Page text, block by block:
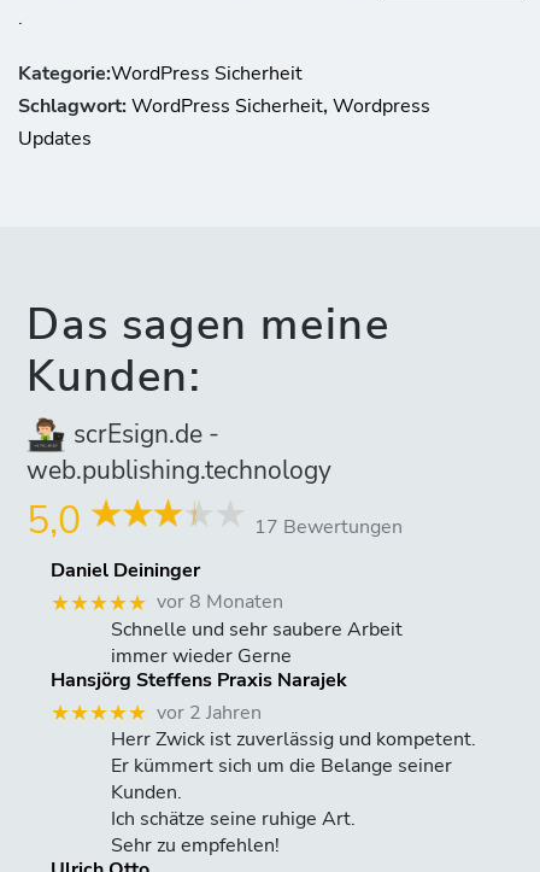
.
Kategorie:WordPress Sicherheit
Schlagwort: WordPress Sicherheit, Wordpress
Updates
Das sagen meine
Kunden:
scrEsign.de -
web.publishing.technology
5,0
17 Bewertungen
Daniel Deininger
★★★★★ vor 8 Monaten
Schnelle und sehr saubere Arbeit
immer wieder Gerne
Hansjörg Steffens Praxis Narajek
★★★★★ vor 2 Jahren
Herr Zwick ist zuverlässig und kompetent.
Er kümmert sich um die Belange seiner
Kunden.
Ich schätze seine ruhige Art.
Sehr zu empfehlen!